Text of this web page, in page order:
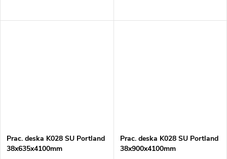
Prac. deska K028 SU Portland
38x635x4100mm
Prac. deska K028 SU Portland
38x900x4100mm